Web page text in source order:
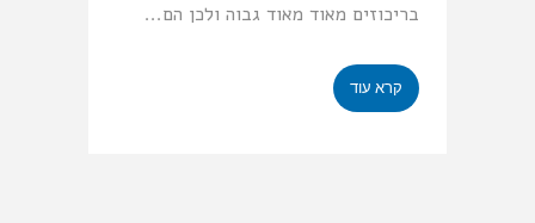
בריכוזים מאוד מאוד גבוה ולכן הם...
קרא עוד